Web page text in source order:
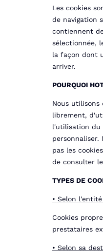
Les cookies
de navigation
contiennent
sélectionnée,
la façon dont
arriver.
POURQUOI
Nous
librement,
l'utilisation du
personnaliser.
pas les
de consulter
TYPES DE
• Selon
Cookies
prestataires
• Selon sa